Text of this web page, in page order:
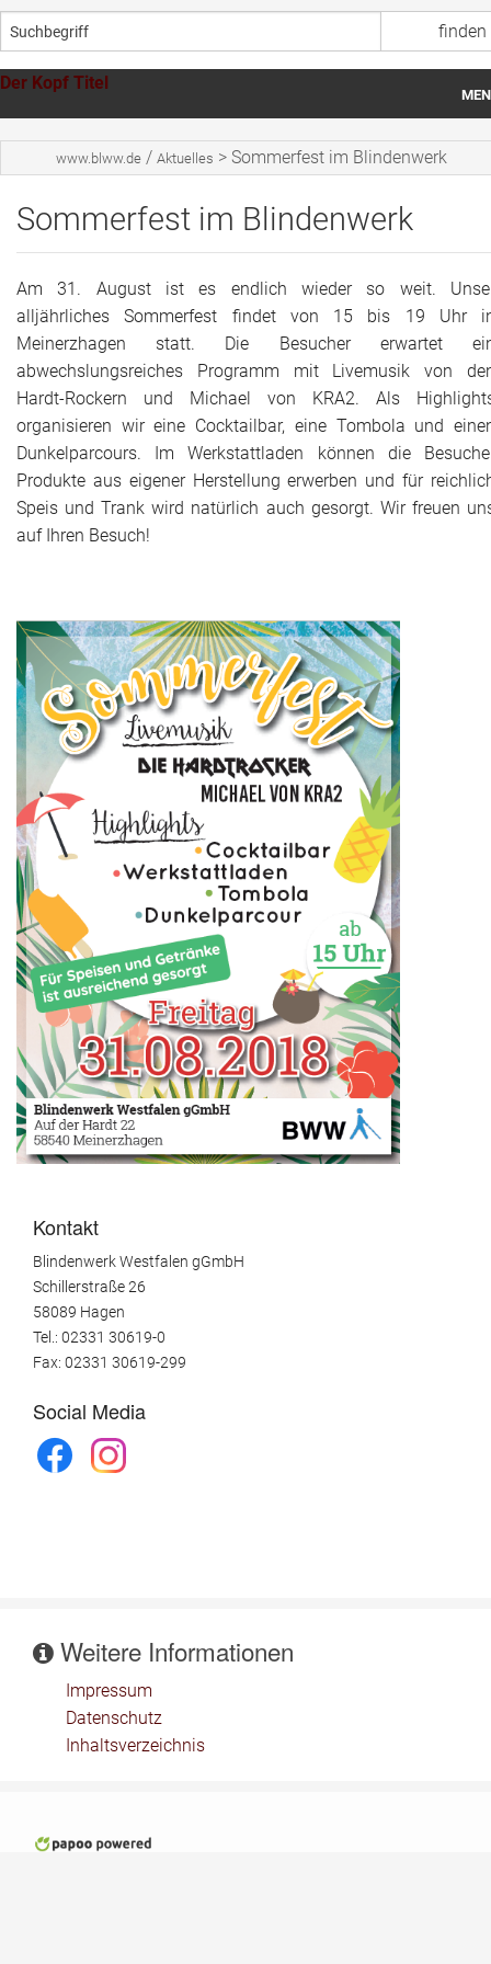
Der Kopf Titel
Startseite
Werkstätten
Aktuelles
Spenden
Stellenangebote
Ansprechpersonen
www.blww.de / Aktuelles > Sommerfest im Blindenwerk
Sommerfest im Blindenwerk
Am 31. August ist es endlich wieder so weit.
alljährliches Sommerfest findet von 15 bis 19 Uhr
Meinerzhagen statt. Die Besucher erwartet
abwechslungsreiches Programm mit Livemusik von
Hardt-Rockern und Michael von KRA2. Als
organisieren wir eine Cocktailbar, eine Tombola und
Dunkelparcours. Im Werkstattladen können die
Produkte aus eigener Herstellung erwerben und für
Speis und Trank wird natürlich auch gesorgt. Wir freuen
auf Ihren Besuch!
Kontakt
Blindenwerk Westfalen gGmbH
Schillerstraße 26
58089 Hagen
Tel.: 02331 30619-0
Fax: 02331 30619-299
Social Media
Weitere Informationen
Impressum
Datenschutz
Inhaltsverzeichnis